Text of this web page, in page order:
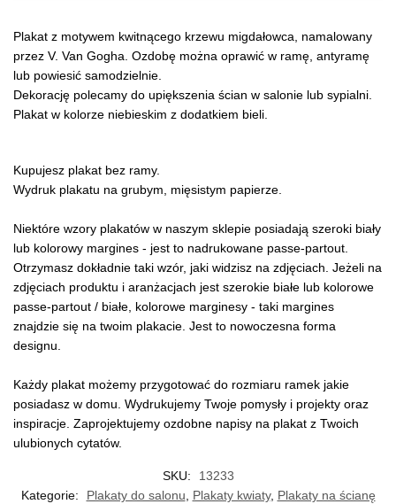
Plakat z motywem kwitnącego krzewu migdałowca, namalowany
przez V. Van Gogha. Ozdobę można oprawić w ramę, antyramę
lub powiesić samodzielnie.
Dekorację polecamy do upiększenia ścian w salonie lub sypialni.
Plakat w kolorze niebieskim z dodatkiem bieli.
Kupujesz plakat bez ramy.
Wydruk plakatu na grubym, mięsistym papierze.
Niektóre wzory plakatów w naszym sklepie posiadają szeroki biały
lub kolorowy margines - jest to nadrukowane passe-partout.
Otrzymasz dokładnie taki wzór, jaki widzisz na zdjęciach. Jeżeli na
zdjęciach produktu i aranżacjach jest szerokie białe lub kolorowe
passe-partout / białe, kolorowe marginesy - taki margines
znajdzie się na twoim plakacie. Jest to nowoczesna forma
designu.
Każdy plakat możemy przygotować do rozmiaru ramek jakie
posiadasz w domu. Wydrukujemy Twoje pomysły i projekty oraz
inspiracje. Zaprojektujemy ozdobne napisy na plakat z Twoich
ulubionych cytatów.
SKU:
13233
Kategorie:
Plakaty do salonu, Plakaty kwiaty, Plakaty na ścianę